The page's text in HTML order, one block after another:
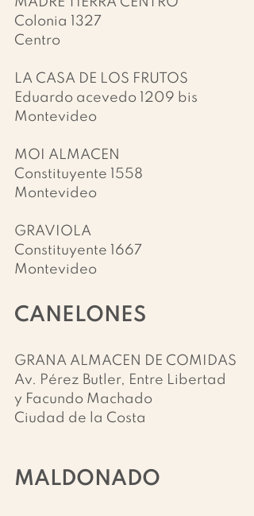
Colonia 1327
Centro
LA CASA DE LOS FRUTOS
Eduardo acevedo 1209 bis
Montevideo
MOI ALMACEN
Constituyente 1558
Montevideo
GRAVIOLA
Constituyente 1667
Montevideo
CANELONES
GRANA ALMACEN DE COMIDAS
Av. Pérez Butler, Entre Libertad
y Facundo Machado
Ciudad de la Costa
MALDONADO